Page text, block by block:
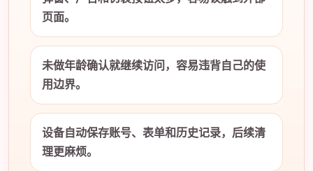
页面。
未做年龄确认就继续访问，容易违背自己的使
用边界。
设备自动保存账号、表单和历史记录，后续清
理更麻烦。